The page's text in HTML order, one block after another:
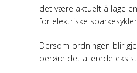
det være aktuelt å lage
for elektriske sparkesykler.
Dersom ordningen blir
berøre det allerede